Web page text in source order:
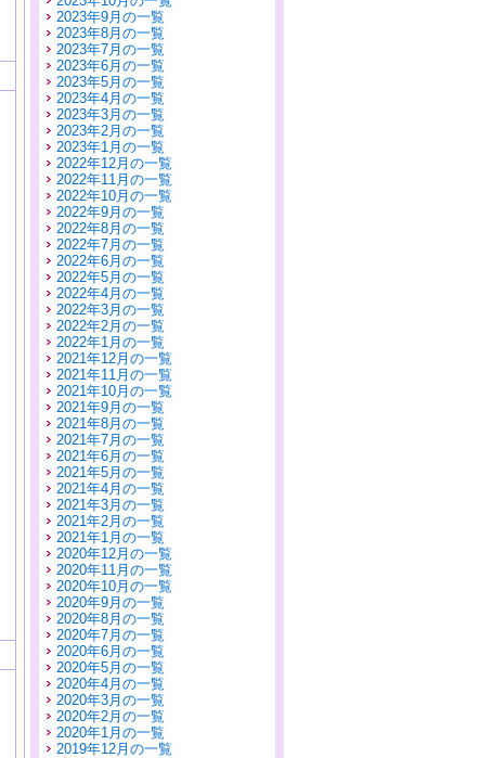
2023年9月の一覧
2023年8月の一覧
2023年7月の一覧
2023年6月の一覧
2023年5月の一覧
2023年4月の一覧
2023年3月の一覧
2023年2月の一覧
2023年1月の一覧
2022年12月の一覧
2022年11月の一覧
2022年10月の一覧
2022年9月の一覧
2022年8月の一覧
2022年7月の一覧
2022年6月の一覧
2022年5月の一覧
2022年4月の一覧
2022年3月の一覧
2022年2月の一覧
2022年1月の一覧
2021年12月の一覧
2021年11月の一覧
2021年10月の一覧
2021年9月の一覧
2021年8月の一覧
2021年7月の一覧
2021年6月の一覧
2021年5月の一覧
2021年4月の一覧
2021年3月の一覧
2021年2月の一覧
2021年1月の一覧
2020年12月の一覧
2020年11月の一覧
2020年10月の一覧
2020年9月の一覧
2020年8月の一覧
2020年7月の一覧
2020年6月の一覧
2020年5月の一覧
2020年4月の一覧
2020年3月の一覧
2020年2月の一覧
2020年1月の一覧
2019年12月の一覧